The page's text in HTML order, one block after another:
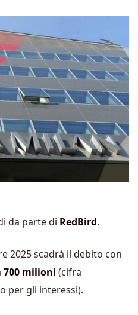
da parte di RedBird.
2025 scadrà il debito con
700 milioni (cifra
per gli interessi).